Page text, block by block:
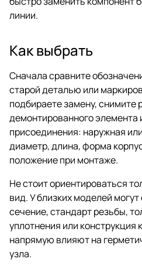
линии.
Как выбрать
Сначала сравните
старой деталью или
подбираете замену, снимите
демонтированного элемента
присоединения: наружная
диаметр, длина, форма
положение при монтаже.
Не стоит ориентироваться
вид. У близких моделей
сечение, стандарт резьбы,
уплотнения или конструкция
напрямую влияют на
узла.